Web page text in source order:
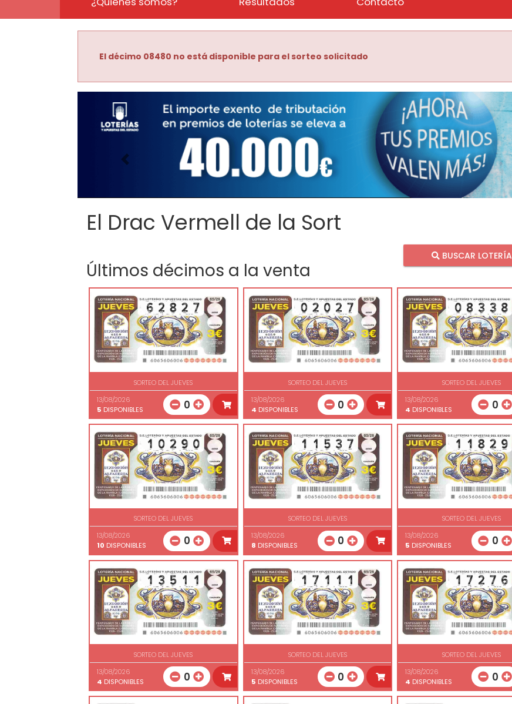
El décimo 08480 no está disponible para el sorteo solicitado
Imagen anterior
El Drac Vermell de la Sort
Últimos décimos a la venta
BUSCAR LOTERÍA
SORTEO DEL JUEVES
13/08/2026
5 DISPONIBLES 0
SORTEO DEL JUEVES
13/08/2026
4 DISPONIBLES 0
SORTEO DEL JUEVES
13/08/2026
4 DISPONIBLES 0
SORTEO DEL JUEVES
13/08/2026
10 DISPONIBLES 0
SORTEO DEL JUEVES
13/08/2026
8 DISPONIBLES 0
SORTEO DEL JUEVES
13/08/2026
5 DISPONIBLES 0
SORTEO DEL JUEVES
13/08/2026
4 DISPONIBLES 0
SORTEO DEL JUEVES
13/08/2026
5 DISPONIBLES 0
SORTEO DEL JUEVES
13/08/2026
4 DISPONIBLES 0